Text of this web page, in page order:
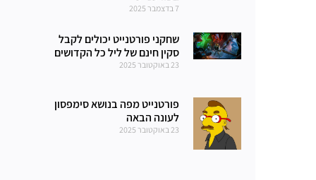
7 בדצמבר 2025
שחקני פורטנייט יכולים לקבל
סקין חינם של ליל כל הקדושים
23 באוקטובר 2025
פורטנייט מפה בנושא סימפסון
לעונה הבאה
23 באוקטובר 2025